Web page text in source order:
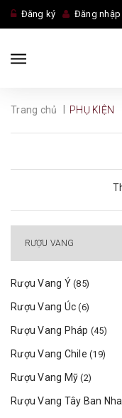
Đăng ký Đăng nhập
Trang chủ PHỤ KIỆN
RƯỢU VANG
Rượu Vang Ý (85)
Rượu Vang Úc(6)
Rượu Vang Pháp (45)
Rượu Vang Chile (19)
Rượu Vang Mỹ(2)
Rượu Vang Tây Ban Nha